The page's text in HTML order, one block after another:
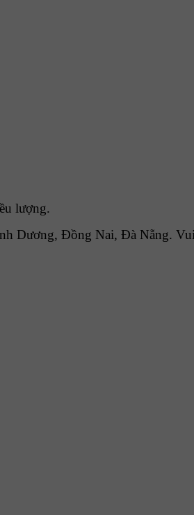
lượng.
Dương, Đồng Nai, Đà Nẵng.